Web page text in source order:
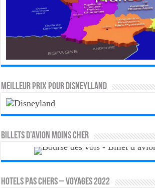
MEILLEUR PRIX POUR DISNEYLLAND
Billets d’avion moins cher
HOTELS PAS CHERS – VOYAGES 2022